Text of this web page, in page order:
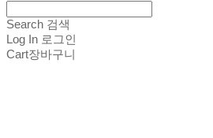
Search 검색
Log In 로그인
Cart장바구니